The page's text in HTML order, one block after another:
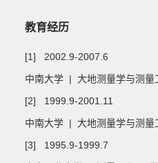
教育经历
[1] 2002.9-2007.6
中南大学 | 大地测量学与测
[2] 1999.9-2001.11
中南大学 | 大地测量学与测
[3] 1995.9-1999.7